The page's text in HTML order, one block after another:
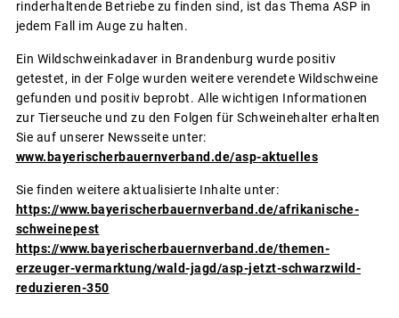
rinderhaltende Betriebe zu finden sind, ist das Thema ASP in
jedem Fall im Auge zu halten.
Ein Wildschweinkadaver in Brandenburg wurde positiv
getestet, in der Folge wurden weitere verendete Wildschweine
gefunden und positiv beprobt. Alle wichtigen Informationen
zur Tierseuche und zu den Folgen für Schweinehalter erhalten
Sie auf unserer Newsseite unter:
www.bayerischerbauernverband.de/asp-aktuelles
Sie finden weitere aktualisierte Inhalte unter:
https://www.bayerischerbauernverband.de/afrikanische-
schweinepest
https://www.bayerischerbauernverband.de/themen-
erzeuger-vermarktung/wald-jagd/asp-jetzt-schwarzwild-
reduzieren-350